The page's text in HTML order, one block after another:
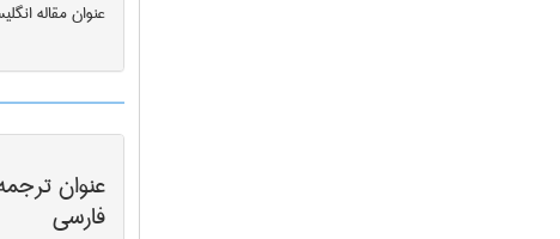
عنوان مقاله
عنوان
فارسی